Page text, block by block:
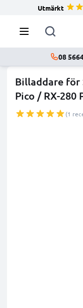
Utmärkt
08
Billaddare för
Pico / RX-280
(1